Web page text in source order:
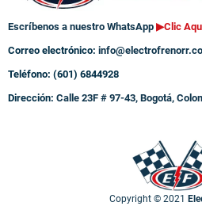
Escríbenos a nuestro WhatsApp ▶Clic
Correo electrónico: info@electrofrenorr.co
Teléfono: (601) 6844928
Dirección: Calle 23F # 97-43, Bogotá,
Copyright © 2021